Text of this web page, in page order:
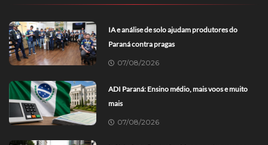
IA e análise de solo ajudam produtores do
Paraná contra pragas
07/08/2026
ADI Paraná: Ensino médio, mais voos e muito
mais
07/08/2026